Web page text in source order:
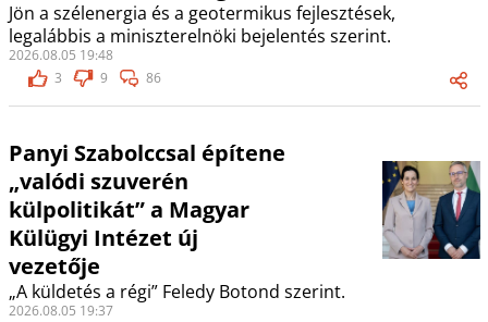
Jön a szélenergia és a geotermikus fejlesztések,
legalábbis a miniszterelnöki bejelentés szerint.
2026.08.05 19:48
3
9 86
Panyi Szabolccsal építene
„valódi szuverén
külpolitikát” a Magyar
Külügyi Intézet új
vezetője
„A küldetés a régi” Feledy Botond szerint.
2026.08.05 19:37